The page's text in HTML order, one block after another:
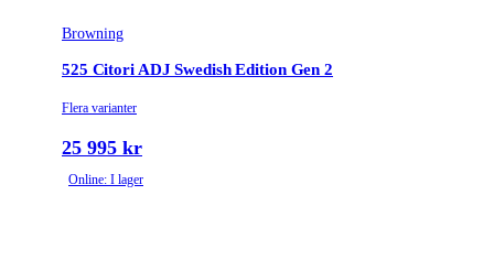
Browning
525 Citori ADJ Swedish Edition Gen 2
Flera varianter
25 995 kr
Online: I lager